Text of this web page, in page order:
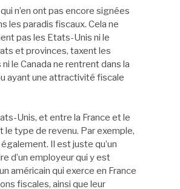
n’en ont pas encore signées
les paradis fiscaux. Cela ne
pas les Etats-Unis ni le
et provinces, taxent les
le Canada ne rentrent dans la
ayant une attractivité fiscale
Unis, et entre la France et le
le type de revenu. Par exemple,
Il est juste qu’un
d’un employeur qui y est
américain qui exerce en France
fiscales, ainsi que leur